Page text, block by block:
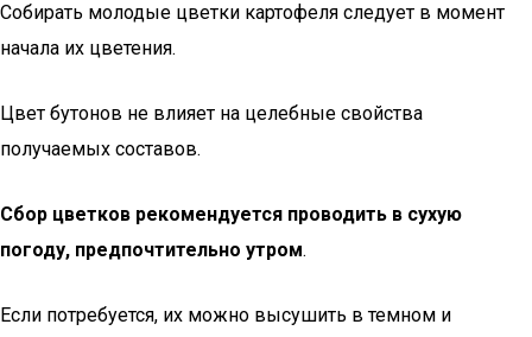
Собирать молодые цветки картофеля следует в момент
начала их цветения.
Цвет бутонов не влияет на целебные свойства
получаемых составов.
Сбор цветков рекомендуется проводить в сухую
погоду, предпочтительно утром.
Если потребуется, их можно высушить в темном и